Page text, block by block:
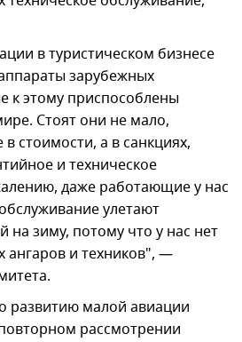
в туристическом бизнесе
зарубежных
к этому приспособлены
Стоят они не мало,
стоимости, а в санкциях,
и техническое
даже работающие у нас
улетают
на зиму, потому что у нас нет
ангаров и техников", —
развитию малой авиации
рассмотрении